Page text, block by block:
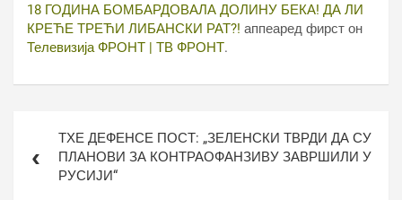
18 ГОДИНА БОМБАРДОВАЛА ДОЛИНУ БЕКА! ДА ЛИ
КРЕЋЕ ТРЕЋИ ЛИБАНСКИ РАТ?! аппеаред фирст он
Телевизија ФРОНТ | ТВ ФРОНТ.
чланкаТХЕ ДЕФЕНСЕ ПОСТ: „ЗЕЛЕНСКИ ТВРДИ ДА СУ
ПЛАНОВИ ЗА КОНТРАОФАНЗИВУ ЗАВРШИЛИ У
РУСИЈИ“